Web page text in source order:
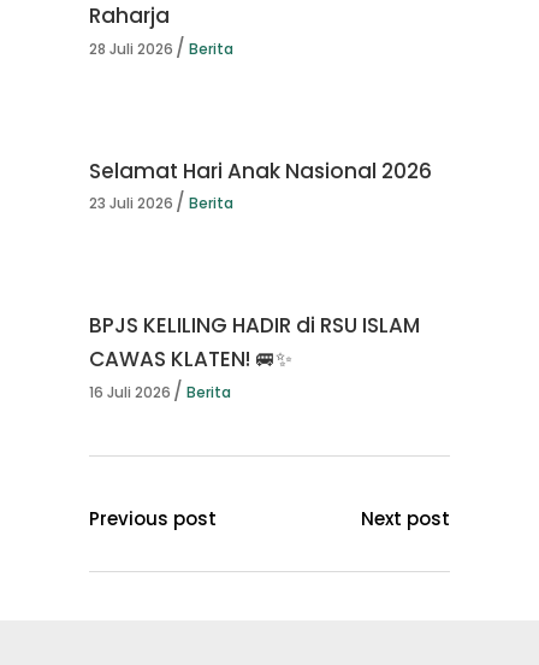
Raharja
28 Juli 2026 Berita
Selamat Hari Anak Nasional 2026
23 Juli 2026 Berita
BPJS KELILING HADIR di RSU ISLAM
CAWAS KLATEN! 🚐✨
16 Juli 2026 Berita
Previous post Next post